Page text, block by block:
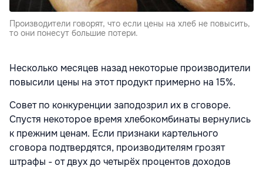
Производители говорят, что если цены на хлеб не повысить,
то они понесут большие потери.
Несколько месяцев назад некоторые производители
повысили цены на этот продукт примерно на 15%.
Совет по конкуренции заподозрил их в сговоре.
Спустя некоторое время хлебокомбинаты вернулись
к прежним ценам. Если признаки картельного
сговора подтвердятся, производителям грозят
штрафы - от двух до четырёх процентов доходов